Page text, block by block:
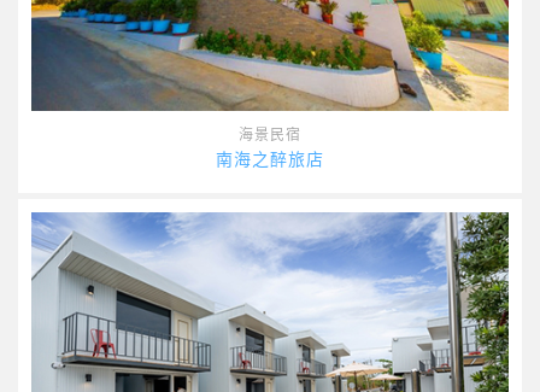
海景民宿
南海之醉旅店